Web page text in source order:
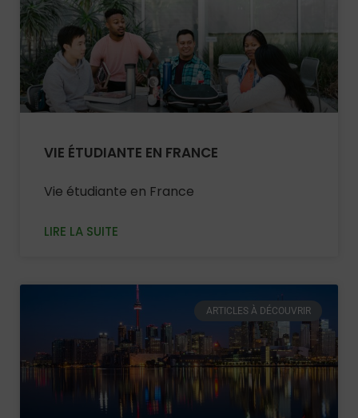
VIE ÉTUDIANTE EN FRANCE
Vie étudiante en France
LIRE LA SUITE
ARTICLES À DÉCOUVRIR